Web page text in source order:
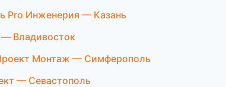
Pro Инженерия — Казань
Владивосток
Монтаж — Симферополь
— Севастополь